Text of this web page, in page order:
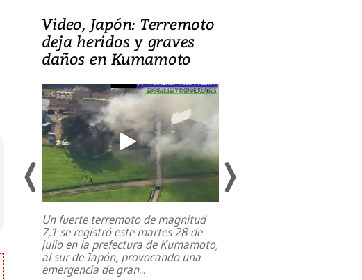
Video, Japón: Terremoto
deja heridos y graves
daños en Kumamoto
Un fuerte terremoto de magnitud
7,1 se registró este martes 28 de
julio en la prefectura de Kumamoto,
al sur de Japón, provocando una
emergencia de gran...